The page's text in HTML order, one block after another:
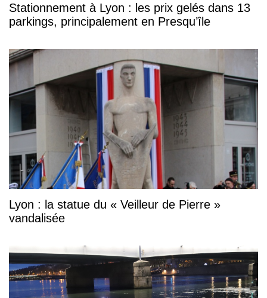
Stationnement à Lyon : les prix gelés dans 13
parkings, principalement en Presqu’île
Lyon : la statue du « Veilleur de Pierre »
vandalisée